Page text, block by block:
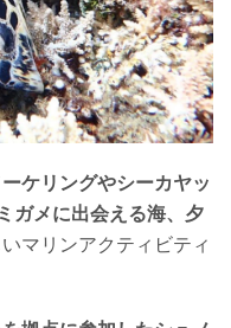
ケリングやシーカヤッ
ガメに出会える海、夕
マリンアクティビティ